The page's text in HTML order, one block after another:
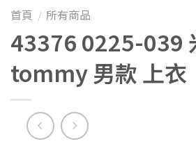
首頁 / 所有商品
43376 0225-039
tommy 男款 上衣